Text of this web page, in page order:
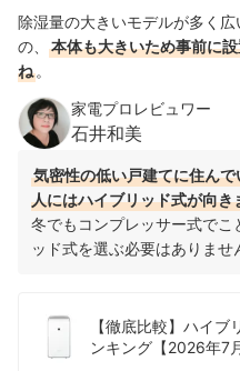
除湿量の大きいモデルが多く
の、
本体も大きいため事前に
ね 。
家電プロレビュワー
石井和美
気密性の低い戸建てに住ん
人にはハイブリッド式が向き
冬でもコンプレッサー式でこ
ッド式を選ぶ必要はありませ
【徹底比較】ハイ
ンキング【2026年7月